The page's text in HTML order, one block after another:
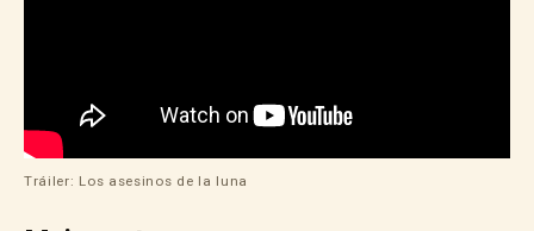
Tráiler: Los asesinos de la luna